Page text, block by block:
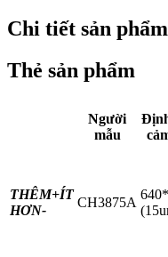
Chi tiết sản phẩm
Thẻ sản phẩm
Người
mẫu
THÊM+ÍT
HƠN-
CH3875A